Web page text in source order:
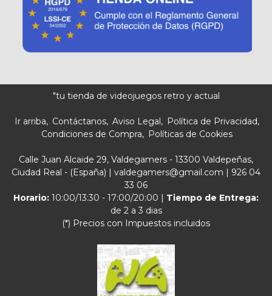
"tu tienda de videojuegos retro y actual
Ir arriba Contáctanos Aviso Legal
Política de Privacidad
Condiciones de Compra
Políticas de Cookies
Calle Juan Alcaide 29, Valdegamers - 13300 Valdepeñas,
Ciudad Real - (España) | valdegamers@gmail.com | 926 04
33 06
Horario: 10:00/13:30 - 17:00/20:00 | Tiempo de Entrega:
de 2 a 3 dias
(*) Precios con Impuestos incluidos